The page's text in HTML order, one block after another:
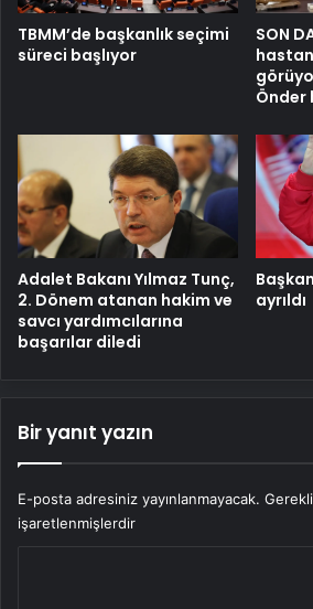
TBMM’de başkanlık seçimi
süreci başlıyor
SON
Önder
Adalet Bakanı Yılmaz Tunç,
2. Dönem atanan hakim ve
savcı yardımcılarına
başarılar diledi
ayrıldı
Bir yanıt yazın
E-posta adresiniz yayınlanmayacak.
işaretlenmişlerdir